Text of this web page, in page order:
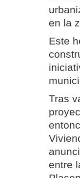
en la
Este
Tras
entre